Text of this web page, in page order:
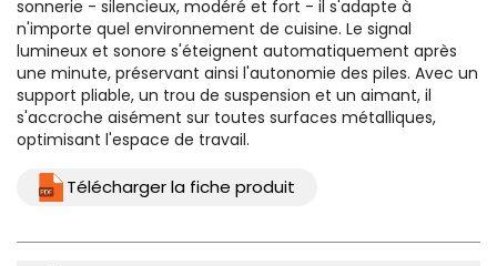
sonnerie - silencieux, modéré et fort - il s'adapte à
n'importe quel environnement de cuisine. Le signal
lumineux et sonore s'éteignent automatiquement après
une minute, préservant ainsi l'autonomie des piles. Avec un
support pliable, un trou de suspension et un aimant, il
s'accroche aisément sur toutes surfaces métalliques,
optimisant l'espace de travail.
Télécharger la fiche produit